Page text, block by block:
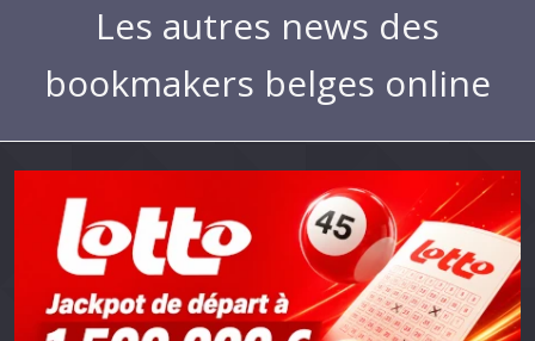
Les autres news des
bookmakers belges online